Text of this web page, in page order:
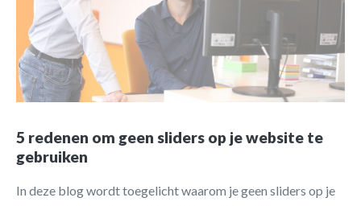
5 redenen om geen sliders op je website te
gebruiken
In deze blog wordt toegelicht waarom je geen sliders op je